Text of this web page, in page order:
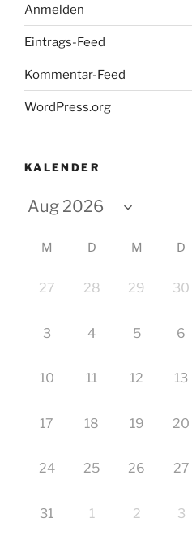
Anmelden
Eintrags-Feed
Kommentar-Feed
WordPress.org
KALENDER
M D M D
27 28 29 30
3 4 5 6
10 11 12 13
17 18 19 20
24 25 26 27
31 1 2 3